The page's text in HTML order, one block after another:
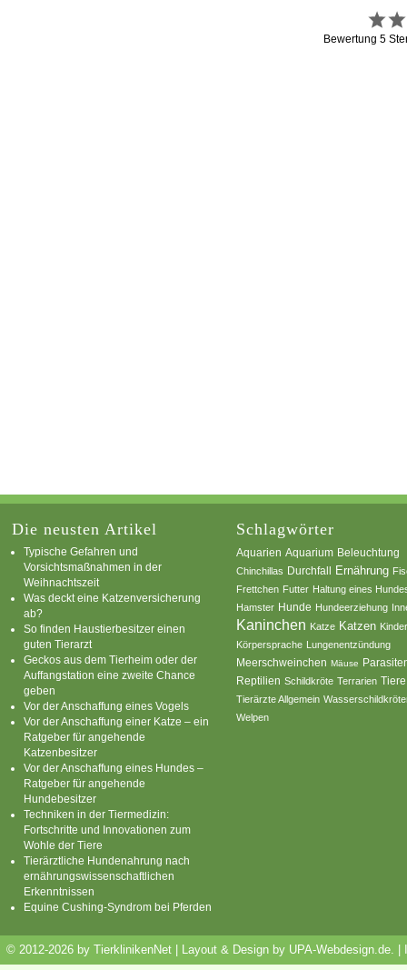
Bewertung5
Die neusten Artikel
Typische Gefahren und
Vorsichtsmaßnahmen in der
Weihnachtszeit
Was deckt eine Katzenversicherung
ab?
So finden Haustierbesitzer einen
guten Tierarzt
Geckos aus dem Tierheim oder der
Auffangstation eine zweite Chance
geben
Vor der Anschaffung eines Vogels
Vor der Anschaffung einer Katze – ein
Ratgeber für angehende
Katzenbesitzer
Vor der Anschaffung eines Hundes –
Ratgeber für angehende
Hundebesitzer
Techniken in der Tiermedizin:
Fortschritte und Innovationen zum
Wohle der Tiere
Tierärztliche Hundenahrung nach
ernährungswissenschaftlichen
Erkenntnissen
Equine Cushing-Syndrom bei Pferden
Schlagwörter
Aquarien Aquarium Beleuchtung
Chinchillas Durchfall Ernährung
Frettchen Futter Haltung eines
Hamster Hunde Hundeerziehung
Kaninchen Katze Katzen
Körpersprache Lungenentzündung
Meerschweinchen Mäuse
Reptilien Schildkröte Terrarien Tiere
Tierärzte Allgemein
Welpen
© 2012-2026 by TierklinikenNet | Layout & Design by UPA-Webdesign.de.